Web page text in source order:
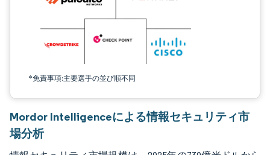
*免責事項:主要選手の並び順不同
Mordor Intelligenceによる情報セキュリティ市
場分析